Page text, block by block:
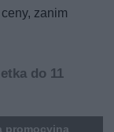
zanim
do 11
promocyjna